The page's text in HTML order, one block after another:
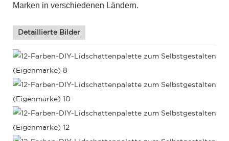
Marken in verschiedenen Ländern.
Detaillierte Bilder